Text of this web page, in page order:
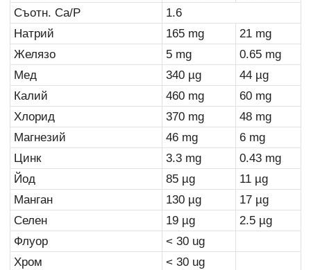
Съотн. Ca/P
1.6
Натрий
165 mg
21 mg
Желязо
5 mg
0.65 mg
Мед
340 µg 44 µg
Калий
460 mg
60 mg
Хлорид
370 mg
48 mg
Магнезий
46 mg
6 mg
Цинк
3.3 mg
0.43 mg
Йод
85 µg 11 µg
Манган
130 µg 17 µg
Селен
19 µg 2.5 µg
Флуор
< 30 ug
Хром
< 30 ug